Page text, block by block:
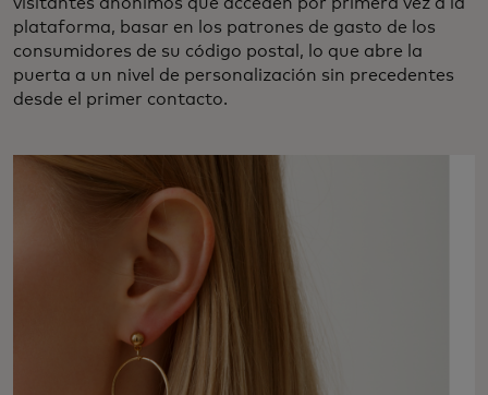
plataforma, basar en los patrones de gasto de los
consumidores de su código postal, lo que abre la
puerta a un nivel de personalización sin precedentes
desde el primer contacto.